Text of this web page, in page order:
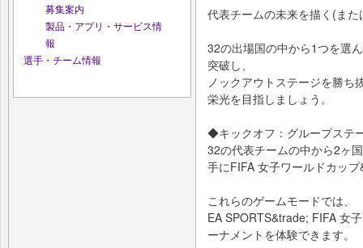
募集案内
製品・アプリ・サービス情
報
選手・チーム情報
代表チームの未来を描く(ま
32の出場国の中から1つを選
突破し、
ノックアウトステージを勝ち
栄光を目指しましょう。
◆キックオフ：グループステ
32の代表チームの中から2ヶ
手にFIFA 女子ワールドカッ
これらのゲームモードでは、
EA SPORTS&trade; FIFA 女
ーナメントを体験できます。